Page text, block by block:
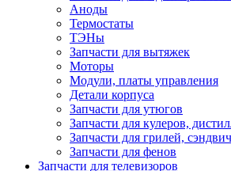
Аноды
Термостаты
ТЭНы
Запчасти для вытяжек
Моторы
Модули, платы управления
Детали корпуса
Запчасти для утюгов
Запчасти для кулеров,
Запчасти для грилей,
Запчасти для фенов
Запчасти для телевизоров